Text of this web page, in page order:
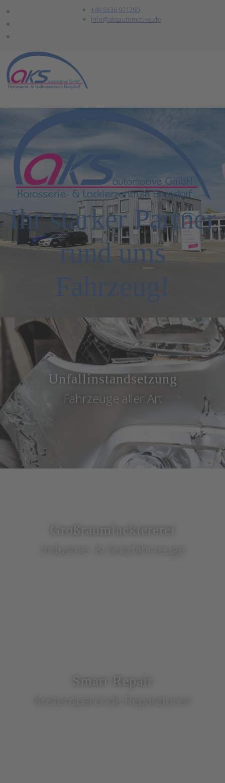
+49 5136 971290
info@aksautomotive.de
Ihr starker Partner
rund ums
Fahrzeug!
Unfallinstandsetzung
Fahrzeuge aller Art
Großraumlackiererei
Smart Repair